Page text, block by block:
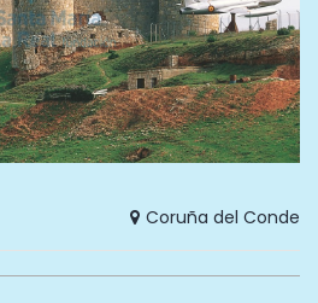
Coruña del Conde